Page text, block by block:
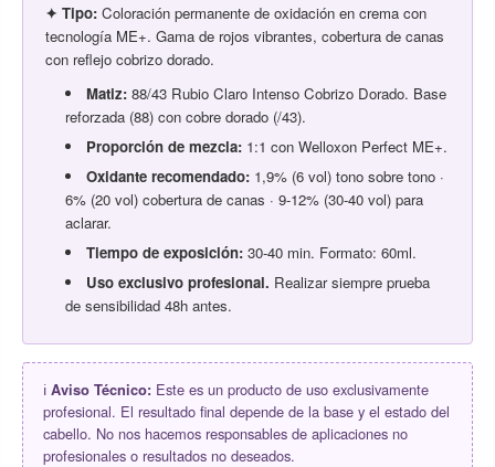
✦ Tipo: Coloración permanente de oxidación en crema con
tecnología ME+. Gama de rojos vibrantes, cobertura de canas
con reflejo cobrizo dorado.
Matiz: 88/43 Rubio Claro Intenso Cobrizo Dorado. Base
reforzada (88) con cobre dorado (/43).
Proporción de mezcla: 1:1 con Welloxon Perfect ME+.
Oxidante recomendado: 1,9% (6 vol) tono sobre tono ·
6% (20 vol) cobertura de canas · 9-12% (30-40 vol) para
aclarar.
Tiempo de exposición: 30-40 min. Formato: 60ml.
Uso exclusivo profesional. Realizar siempre prueba
de sensibilidad 48h antes.
ℹ️ Aviso Técnico: Este es un producto de uso exclusivamente
profesional. El resultado final depende de la base y el estado del
cabello. No nos hacemos responsables de aplicaciones no
profesionales o resultados no deseados.